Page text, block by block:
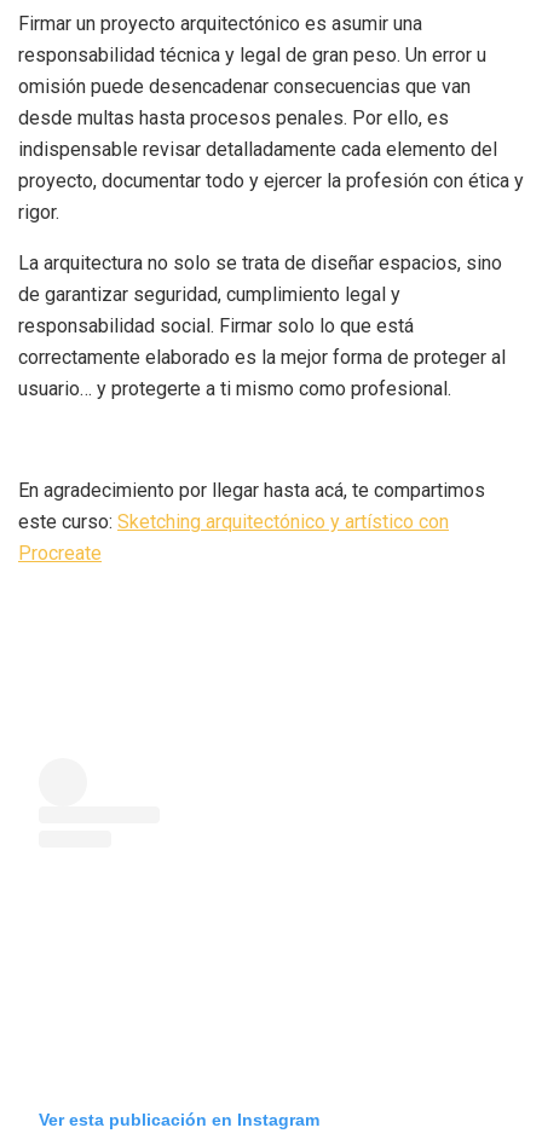
Firmar un proyecto arquitectónico es asumir una
responsabilidad técnica y legal de gran peso. Un error u
omisión puede desencadenar consecuencias que van
desde multas hasta procesos penales. Por ello, es
indispensable revisar detalladamente cada elemento del
proyecto, documentar todo y ejercer la profesión con ética y
rigor.
La arquitectura no solo se trata de diseñar espacios, sino
de garantizar seguridad, cumplimiento legal y
responsabilidad social. Firmar solo lo que está
correctamente elaborado es la mejor forma de proteger al
usuario… y protegerte a ti mismo como profesional.
En agradecimiento por llegar hasta acá, te compartimos
este curso: Sketching arquitectónico y artístico con
Procreate
Ver esta publicación en Instagram